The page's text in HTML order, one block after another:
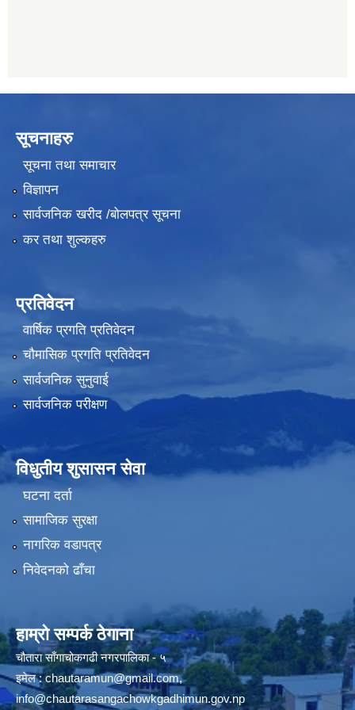
सूचनाहरु
सूचना तथा समाचार
विज्ञापन
सार्वजनिक खरीद /बोलपत्र सूचना
कर तथा शुल्कहरु
प्रतिवेदन
वार्षिक प्रगति प्रतिवेदन
चौमासिक प्रगति प्रतिवेदन
सार्वजनिक सुनुवाई
सार्वजनिक परीक्षण
विधुतीय शुसासन सेवा
घटना दर्ता
सामाजिक सुरक्षा
नागरिक वडापत्र
निवेदनको ढाँचा
हाम्रो सम्पर्क ठेगाना
चौतारा साँगाचोकगढी नगरपालिका - ५
इमेल :chautaramun@gmail.com,
info@chautarasangachowkgadhimun.gov.np